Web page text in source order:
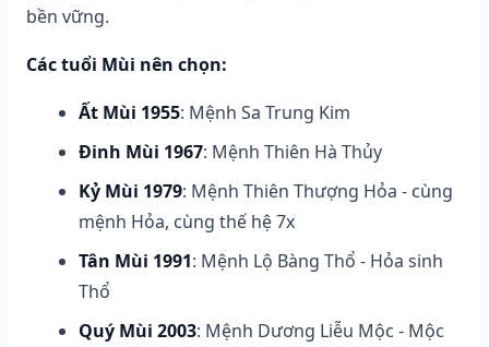
bền vững.
Các tuổi Mùi nên chọn:
Ất Mùi 1955: Mệnh Sa Trung Kim
Đinh Mùi 1967: Mệnh Thiên Hà Thủy
Kỷ Mùi 1979: Mệnh Thiên Thượng Hỏa - cùng
mệnh Hỏa, cùng thế hệ 7x
Tân Mùi 1991: Mệnh Lộ Bàng Thổ - Hỏa sinh
Thổ
Quý Mùi 2003: Mệnh Dương Liễu Mộc - Mộc